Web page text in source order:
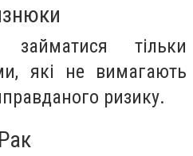
тільки
які не вимагають
ризику.
Рак